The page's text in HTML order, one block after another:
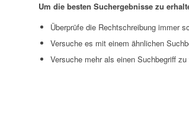
Um die besten Suchergebnisse zu
Überprüfe die Rechtschreibung immer
Versuche es mit einem ähnlichen
Versuche mehr als einen Suchbegriff zu